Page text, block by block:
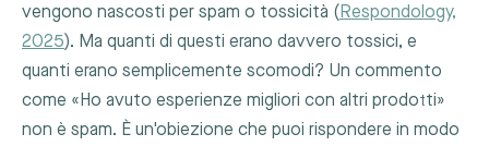
vengono nascosti per spam o tossicità (Respondology,
2025). Ma quanti di questi erano davvero tossici, e
quanti erano semplicemente scomodi? Un commento
come «Ho avuto esperienze migliori con altri prodotti»
non è spam. È un'obiezione che puoi rispondere in modo